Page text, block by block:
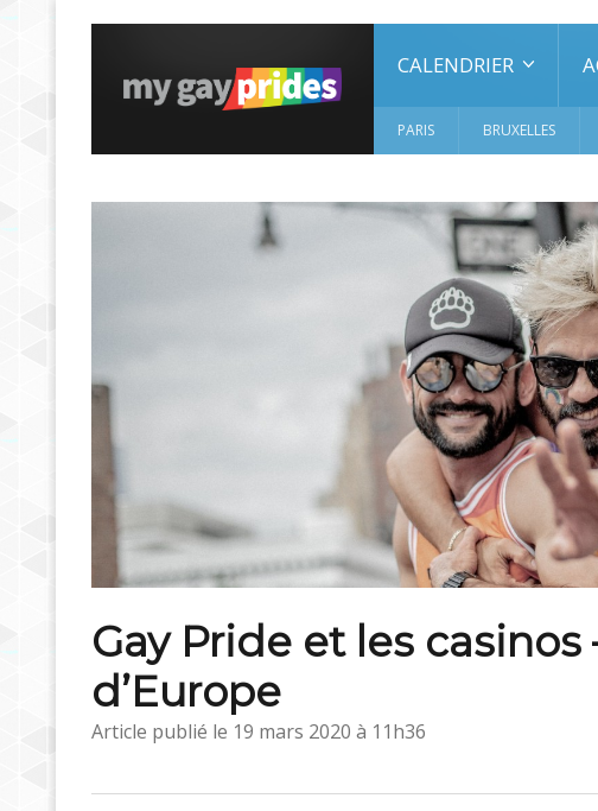
CALENDRIER
PARIS BRUXELLES
Gay Pride et les
d’Europe
Article publié le 19 mars 2020 à 11h36